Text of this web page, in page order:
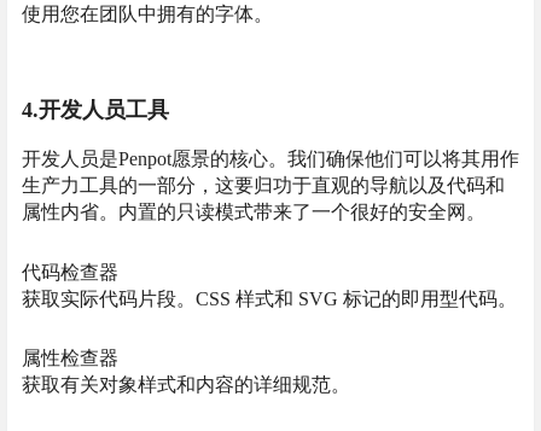
使用您在团队中拥有的字体。
4.开发人员工具
开发人员是Penpot愿景的核心。我们确保他们可以将其用作
生产力工具的一部分，这要归功于直观的导航以及代码和
属性内省。内置的只读模式带来了一个很好的安全网。
代码检查器
获取实际代码片段。CSS 样式和 SVG 标记的即用型代码。
属性检查器
获取有关对象样式和内容的详细规范。